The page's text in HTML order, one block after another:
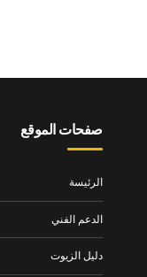
صفحات الموقع
الرئيسة
الدعم الفني
دليل الزيوت